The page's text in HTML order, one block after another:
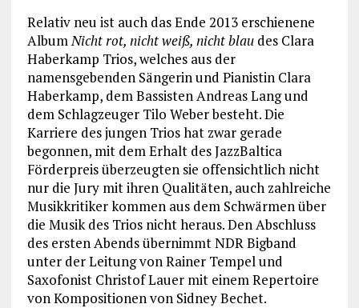
Relativ neu ist auch das Ende 2013 erschienene
Album Nicht rot, nicht weiß, nicht blaudes Clara
Haberkamp Trios, welches aus der
namensgebenden Sängerin und Pianistin Clara
Haberkamp, dem Bassisten Andreas Lang und
dem Schlagzeuger Tilo Weber besteht. Die
Karriere des jungen Trios hat zwar gerade
begonnen, mit dem Erhalt des JazzBaltica
Förderpreis überzeugten sie offensichtlich nicht
nur die Jury mit ihren Qualitäten, auch zahlreiche
Musikkritiker kommen aus dem Schwärmen über
die Musik des Trios nicht heraus. Den Abschluss
des ersten Abends übernimmt NDR Bigband
unter der Leitung von Rainer Tempel und
Saxofonist Christof Lauer mit einem Repertoire
von Kompositionen von Sidney Bechet.